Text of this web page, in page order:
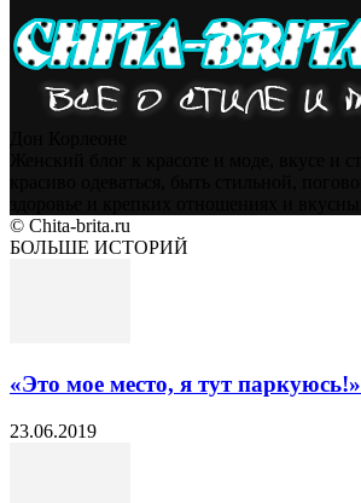
© Chita-brita.ru
БОЛЬШЕ ИСТОРИЙ
«Это мое место, я тут паркуюсь!»
23.06.2019